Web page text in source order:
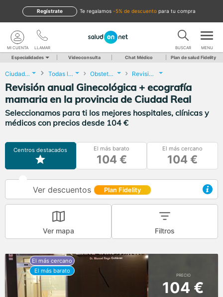
te regalamos -5% de descuento para tu compra
Regístrate
LLAMAR
MI CUENTA BUSCAR MENU
Especialidades Videoconsulta Chat Médico Plan de salud Fidelity
Ciudad Real Todas las localidades Obstetricia y Ginecología Revisión anual Ginecológica + ecografía mamaria
Revisión anual Ginecológica + ecografía
mamaria en la provincia de Ciudad Real
Seleccionamos para ti los mejores hospitales, clínicas y
médicos con precios desde 104 €
Centros destacados El más barato
104 €
El más cercano
104 €
Ver descuentos Plan Fidelity
Ver mapa Filtros
PRECIO
104 €